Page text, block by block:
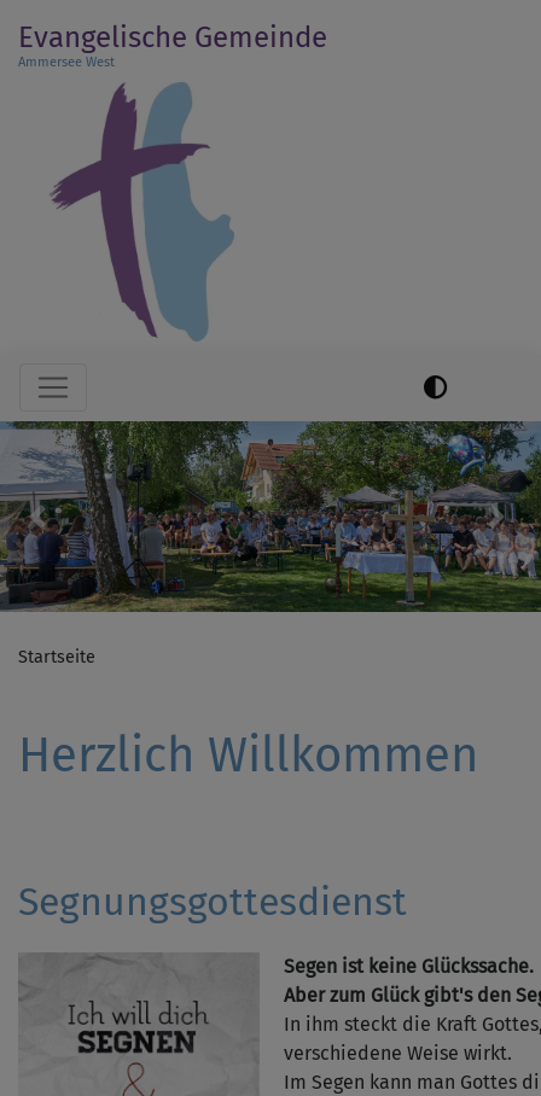
zum
Inhalt
Evangelische Gemeinde
Ammersee West
Hauptnavigation
Previous Next
Startseite
Herzlich Willkommen
Segnungsgottesdienst
Segen ist keine Glückssache.
Aber zum Glück gibt's den
In ihm steckt die Kraft
verschiedene Weise wirkt.
Im Segen kann man Gottes